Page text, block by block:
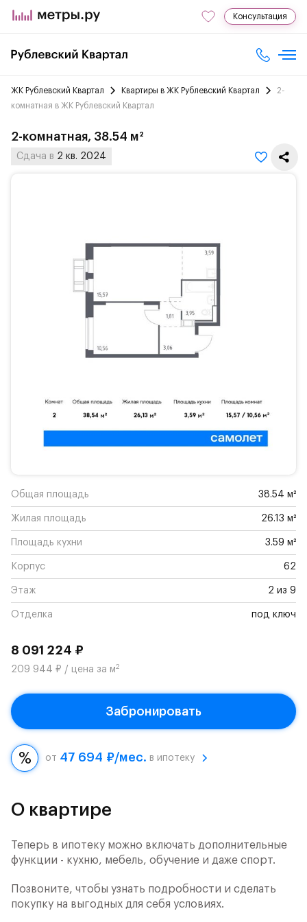
Консультация
ЖК Рублевский Квартал Квартиры в ЖК Рублевский Квартал
2-
комнатная в ЖК Рублевский Квартал
2-комнатная, 38.54 м²
Сдача в 2 кв. 2024
Общая площадь 38.54 м²
Жилая площадь 26.13 м²
Площадь кухни 3.59 м²
Корпус 62
Этаж 2 из 9
Отделка под ключ
8 091 224 ₽
209 944 ₽ / цена за м2
Забронировать
от 47 694 ₽/мес. в ипотеку
О квартире
Теперь в ипотеку можно включать дополнительные
функции - кухню, мебель, обучение и даже спорт.
Позвоните, чтобы узнать подробности и сделать
покупку на выгодных для себя условиях.